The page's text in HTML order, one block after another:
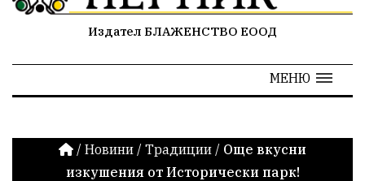
Издател БЛАЖЕНСТВО ЕООД
МЕНЮ
/ Новини / Традиции / Още вкусни
изкушения от Исторически парк!